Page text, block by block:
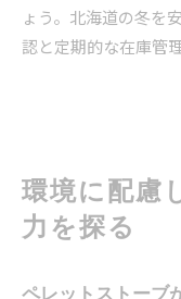
ょう。北海道の冬を
認と定期的な在庫管
環境に配慮
力を探る
ペレットストーブ